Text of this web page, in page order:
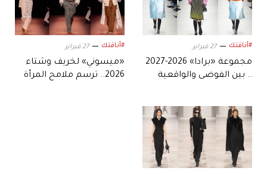
#أناقتك 27 فبراير
مجموعة «برادا» 2026-2027
.. بين الفوضى والواقعية
#أناقتك 27 فبراير
«ميسوني» لخريف وشتاء
2026.. ترسم ملامح المرأة